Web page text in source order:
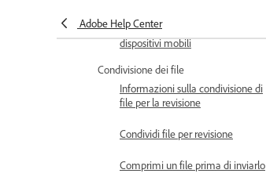
Adobe Help CenterCondividi PDF Spaces su
dispositivi mobili
Condivisione dei file
Informazioni sulla condivisione di
file per la revisione
Condividi file per revisione
Comprimi un file prima di inviarlo